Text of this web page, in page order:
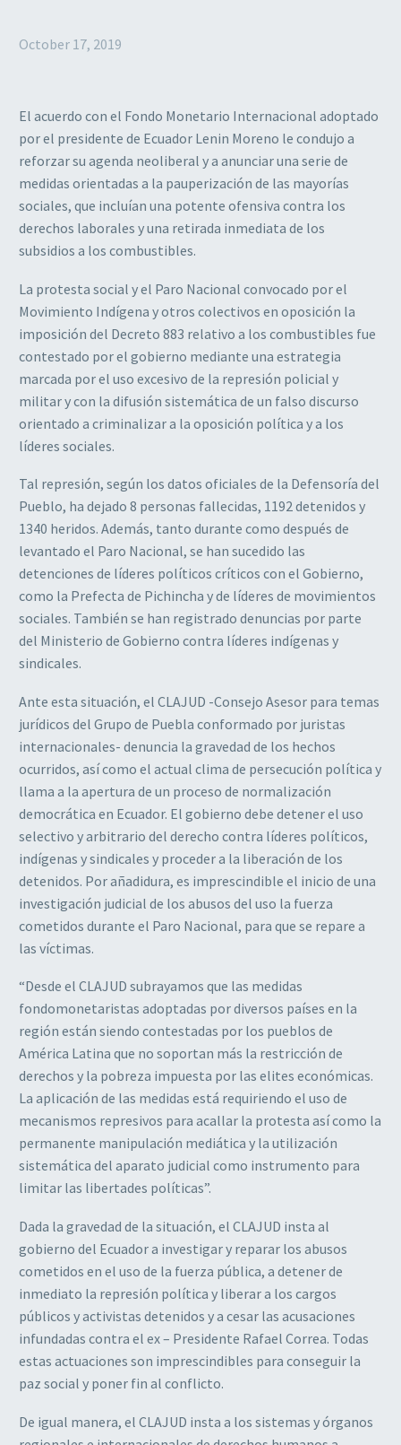
October 17, 2019
El acuerdo con el Fondo Monetario Internacional adoptado
por el presidente de Ecuador Lenin Moreno le condujo a
reforzar su agenda neoliberal y a anunciar una serie de
medidas orientadas a la pauperización de las mayorías
sociales, que incluían una potente ofensiva contra los
derechos laborales y una retirada inmediata de los
subsidios a los combustibles.
La protesta social y el Paro Nacional convocado por el
Movimiento Indígena y otros colectivos en oposición la
imposición del Decreto 883 relativo a los combustibles fue
contestado por el gobierno mediante una estrategia
marcada por el uso excesivo de la represión policial y
militar y con la difusión sistemática de un falso discurso
orientado a criminalizar a la oposición política y a los
líderes sociales.
Tal represión, según los datos oficiales de la Defensoría del
Pueblo, ha dejado 8 personas fallecidas, 1192 detenidos y
1340 heridos. Además, tanto durante como después de
levantado el Paro Nacional, se han sucedido las
detenciones de líderes políticos críticos con el Gobierno,
como la Prefecta de Pichincha y de líderes de movimientos
sociales. También se han registrado denuncias por parte
del Ministerio de Gobierno contra líderes indígenas y
sindicales.
Ante esta situación, el CLAJUD -Consejo Asesor para temas
jurídicos del Grupo de Puebla conformado por juristas
internacionales- denuncia la gravedad de los hechos
ocurridos, así como el actual clima de persecución política y
llama a la apertura de un proceso de normalización
democrática en Ecuador. El gobierno debe detener el uso
selectivo y arbitrario del derecho contra líderes políticos,
indígenas y sindicales y proceder a la liberación de los
detenidos. Por añadidura, es imprescindible el inicio de una
investigación judicial de los abusos del uso la fuerza
cometidos durante el Paro Nacional, para que se repare a
las víctimas.
“Desde el CLAJUD subrayamos que las medidas
fondomonetaristas adoptadas por diversos países en la
región están siendo contestadas por los pueblos de
América Latina que no soportan más la restricción de
derechos y la pobreza impuesta por las elites económicas.
La aplicación de las medidas está requiriendo el uso de
mecanismos represivos para acallar la protesta así como la
permanente manipulación mediática y la utilización
sistemática del aparato judicial como instrumento para
limitar las libertades políticas”.
Dada la gravedad de la situación, el CLAJUD insta al
gobierno del Ecuador a investigar y reparar los abusos
cometidos en el uso de la fuerza pública, a detener de
inmediato la represión política y liberar a los cargos
públicos y activistas detenidos y a cesar las acusaciones
infundadas contra el ex – Presidente Rafael Correa. Todas
estas actuaciones son imprescindibles para conseguir la
paz social y poner fin al conflicto.
De igual manera, el CLAJUD insta a los sistemas y órganos